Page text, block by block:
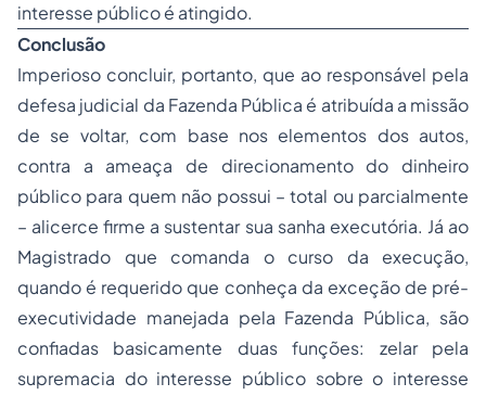
interesse público é atingido.
Conclusão
Imperioso concluir, portanto, que ao responsável pela
defesa judicial da Fazenda Pública é atribuída a missão
de se voltar, com base nos elementos dos autos,
contra a ameaça de direcionamento do dinheiro
público para quem não possui – total ou parcialmente
– alicerce firme a sustentar sua sanha executória. Já ao
Magistrado que comanda o curso da execução,
quando é requerido que conheça da exceção de pré-
executividade manejada pela Fazenda Pública, são
confiadas basicamente duas funções: zelar pela
supremacia do interesse público sobre o interesse